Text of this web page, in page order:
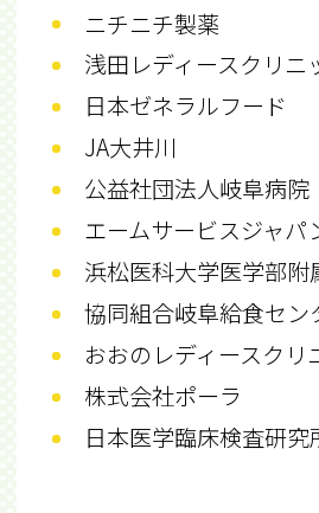
ニチニチ製薬
浅田レディースクリニ
日本ゼネラルフード
JA大井川
公益社団法人岐阜病院
エームサービスジャパ
浜松医科大学医学部附
協同組合岐阜給食セン
おおのレディースクリ
株式会社ポーラ
日本医学臨床検査研究